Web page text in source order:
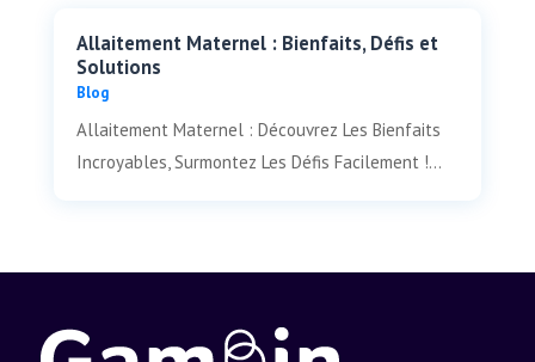
Allaitement Maternel : Bienfaits, Défis et
Solutions
Blog
Allaitement Maternel : Découvrez Les Bienfaits
Incroyables, Surmontez Les Défis Facilement !...